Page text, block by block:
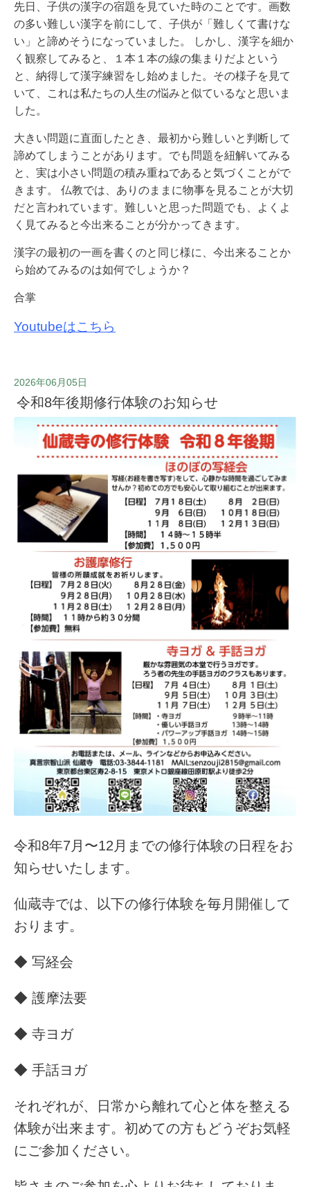
先日、子供の漢字の宿題を見ていた時のことです。画数
の多い難しい漢字を前にして、子供が「難しくて書けな
い」と諦めそうになっていました。 しかし、漢字を細か
く観察してみると、１本１本の線の集まりだよという
と、納得して漢字練習をし始めました。その様子を見て
いて、これは私たちの人生の悩みと似ているなと思いま
した。
大きい問題に直面したとき、最初から難しいと判断して
諦めてしまうことがあります。でも問題を紐解いてみる
と、実は小さい問題の積み重ねであると気づくことがで
きます。 仏教では、ありのままに物事を見ることが大切
だと言われています。難しいと思った問題でも、よくよ
く見てみると今出来ることが分かってきます。
漢字の最初の一画を書くのと同じ様に、今出来ることか
ら始めてみるのは如何でしょうか？
合掌
Youtubeはこちら
2026年06月05日
令和8年後期修行体験のお知らせ
令和8年7月〜12月までの修行体験の日程をお
知らせいたします。
仙蔵寺では、以下の修行体験を毎月開催して
おります。
◆ 写経会
◆ 護摩法要
◆ 寺ヨガ
◆ 手話ヨガ
それぞれが、日常から離れて心と体を整える
体験が出来ます。初めての方もどうぞお気軽
にご参加ください。